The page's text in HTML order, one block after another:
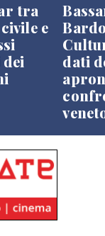
tra
e
dati